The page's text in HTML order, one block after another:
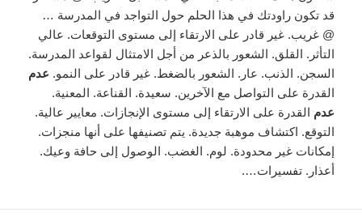
قد تكون راودتك في هذا الحلم حول التواجد في المدرسة …
@ غريب. غير قادر على الارتقاء إلى مستوى التوقعات. عالي
التأثر. القلق. الشعور بالذعر من أجل الامتثال لقواعد المدرسة.
السجن. الذنب. عار. الشعور بالضغط. غير قادر على النمو. عدم
القدرة على التواصل مع الآخرين. سعيدة. القناعة. المعنية.
عدم القدرة على الارتقاء إلى مستوى الإنجازات. معايير عالية.
التوقع. اكتشاف موهبة جديدة. يتم تصنيفها على أنها منجزات.
إمكانات غير محدودة. لوم. الغضب. الوصول إلى حافة وعيك.
أعذار. تفسيرات….